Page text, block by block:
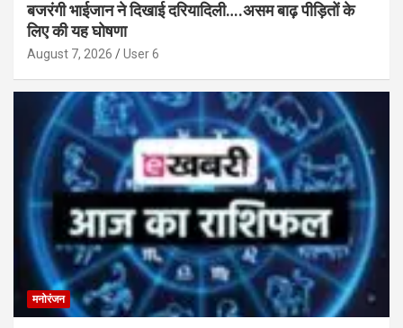
बजरंगी भाईजान ने दिखाई दरियादिली….असम बाढ़ पीड़ितों के
लिए की यह घोषणा
August 7, 2026 User 6
मनोरंजन